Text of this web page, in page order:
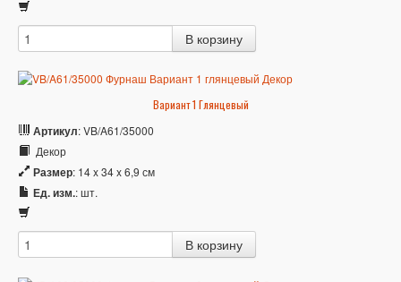
Вариант 1 Глянцевый
Артикул: VB/A61/35000
Декор
Размер: 14 x 34 x 6,9 см
Ед. изм.: шт.